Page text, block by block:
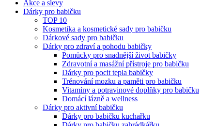
Akce a slevy
Dárky pro babičku
TOP 10
Kosmetika a kosmetické sady pro babičku
Dárkové sady pro babičku
Dárky pro zdraví a pohodu babičky
Pomůcky pro snadnější život babičky
Zdravotní a masážní přístroje pro babičku
Dárky pro pocit tepla babičky
Trénování mozku a paměti pro babičku
Vitamíny a potravinové doplňky pro babičku
Domácí lázně a wellness
Dárky pro aktivní babičku
Dárky pro babičku kuchařku